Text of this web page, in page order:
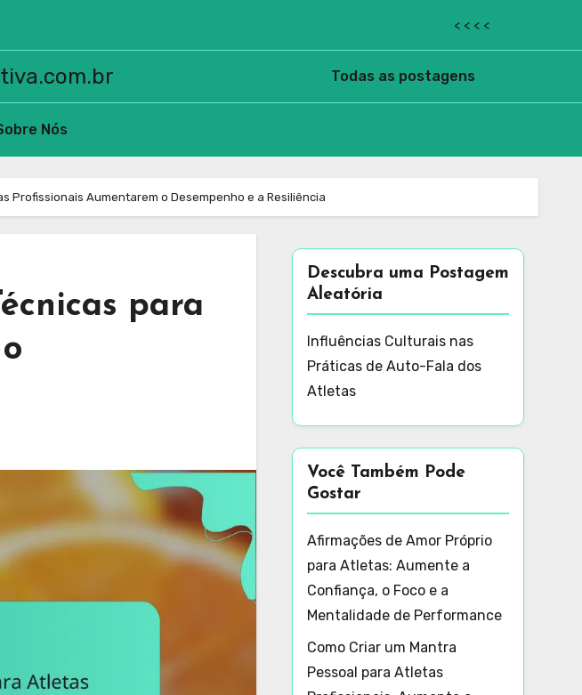
< < < <
Todas as postagens
Nós
Profissionais Aumentarem o Desempenho e a Resiliência
para
Descubra uma Postagem
Aleatória
Influências Culturais nas
Práticas de Auto-Fala dos
Atletas
Você Também Pode
Gostar
Afirmações de Amor Próprio
para Atletas: Aumente a
Confiança, o Foco e a
Mentalidade de Performance
Como Criar um Mantra
Pessoal para Atletas